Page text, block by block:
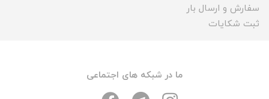
سفارش و ارسال بار
ثبت شکایات
ما در شبکه های اجتماعی